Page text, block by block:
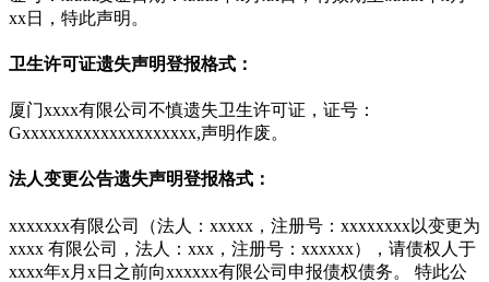
xx日，特此声明。
卫生许可证遗失声明登报格式：
厦门xxxx有限公司不慎遗失卫生许可证，证号：
Gxxxxxxxxxxxxxxxxxxxx,声明作废。
法人变更公告遗失声明登报格式：
xxxxxxx有限公司（法人：xxxxx，注册号：xxxxxxxx以变更为
xxxx 有限公司，法人：xxx，注册号：xxxxxx），请债权人于
xxxx年x月x日之前向xxxxxx有限公司申报债权债务。 特此公